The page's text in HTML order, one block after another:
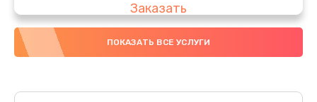
Заказать
Ремонт ЦЗУ
Заказать
ПОКАЗАТЬ ВСЕ УСЛУГИ